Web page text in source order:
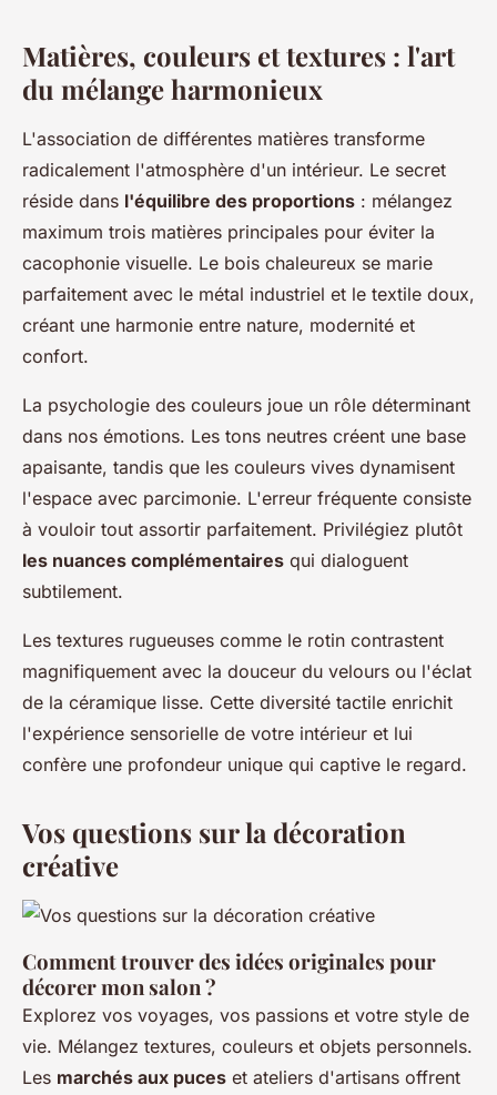
Matières, couleurs et textures : l'art
du mélange harmonieux
L'association de différentes matières transforme
radicalement l'atmosphère d'un intérieur. Le secret
réside dans l'équilibre des proportions : mélangez
maximum trois matières principales pour éviter la
cacophonie visuelle. Le bois chaleureux se marie
parfaitement avec le métal industriel et le textile doux,
créant une harmonie entre nature, modernité et
confort.
La psychologie des couleurs joue un rôle déterminant
dans nos émotions. Les tons neutres créent une base
apaisante, tandis que les couleurs vives dynamisent
l'espace avec parcimonie. L'erreur fréquente consiste
à vouloir tout assortir parfaitement. Privilégiez plutôt
les nuances complémentaires qui dialoguent
subtilement.
Les textures rugueuses comme le rotin contrastent
magnifiquement avec la douceur du velours ou l'éclat
de la céramique lisse. Cette diversité tactile enrichit
l'expérience sensorielle de votre intérieur et lui
confère une profondeur unique qui captive le regard.
Vos questions sur la décoration
créative
Comment trouver des idées originales pour
décorer mon salon ?
Explorez vos voyages, vos passions et votre style de
vie. Mélangez textures, couleurs et objets personnels.
Les marchés aux puces et ateliers d'artisans offrent